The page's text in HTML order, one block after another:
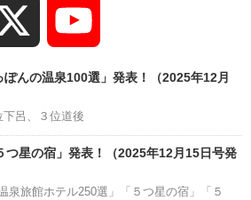
Channel
んの温泉100選」発表！（2025年12月
下呂、３位道後
つ星の宿」発表！（2025年12月15日号発
泉旅館ホテル250選」「５つ星の宿」「５